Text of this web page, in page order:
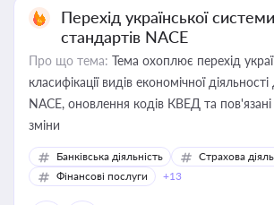
Перехід української
стандартів NACE
Про що тема: Тема охоплює перехід
класифікації видів економічної
NACE, оновлення кодів КВЕД та
зміни
Банківська діяльність
Страхова
Фінансові послуги
+13